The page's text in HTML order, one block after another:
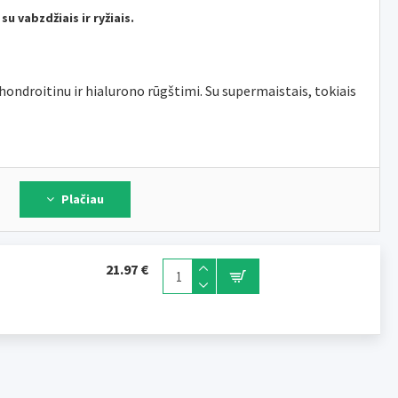
21.97 €
vabzdžiais ir ryžiais.
ir hialurono rūgštimi. Su supermaistais, tokiais
moliūgai, aliejai ir riebalai, mineralai, gliukozaminas (80 mg/kg),
(20 mg/kg).
Plačiau